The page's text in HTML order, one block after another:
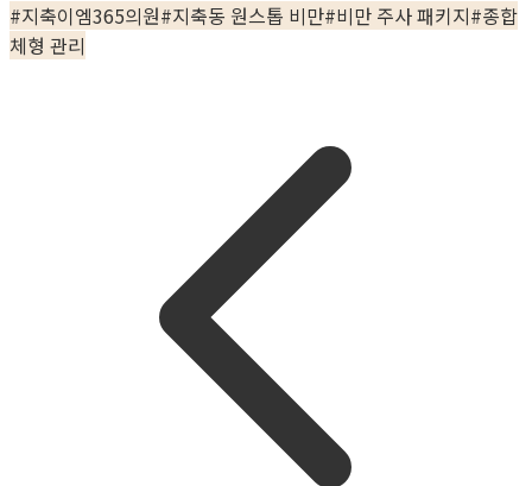
#지축이엠365의원#지축동 원스톱 비만#비만 주사 패키지#종합
체형 관리